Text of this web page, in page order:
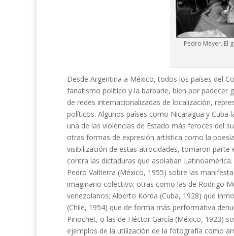
Pedro Meyer. El
Desde Argentina a México, todos los países del
fanatismo político y la barbarie, bien por
de redes internacionalizadas de localización,
políticos. Algunos países como Nicaragua y Cuba
una de las violencias de Estado más feroces del
otras formas de expresión artística como la
visibilización de estas atrocidades, tomaron
contra las dictaduras que asolaban
Pedro Valtierra (México, 1955) sobre las
imaginario colectivo; otras como las de Rodrigo
venezolanos; Alberto Korda (Cuba, 1928) que
(Chile, 1954) que de forma más performativa
Pinochet, o las de Héctor García (México, 1923)
ejemplos de la utilización de la fotografía como